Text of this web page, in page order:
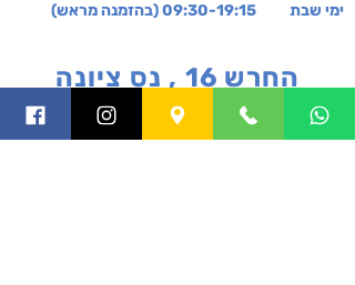
ימי שבת 09:30-19:15 (בהזמנה מראש)
החרש 16 , נס ציונה
קניון רננים, קומה 2-,
רעננה